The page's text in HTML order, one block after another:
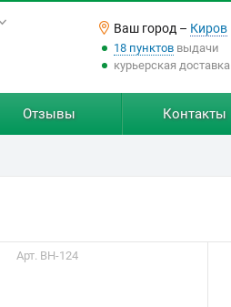
Ваш город – Киров
18 пунктоввыдачи
курьерская доставка
Отзывы Контакты
Арт. ВН-124